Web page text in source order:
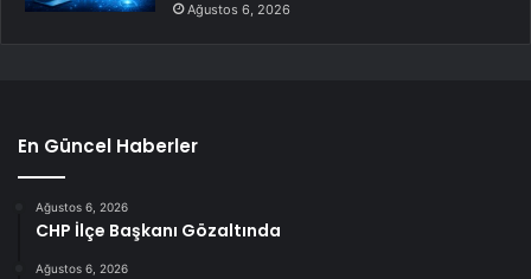
Ağustos 6, 2026
En Güncel Haberler
Ağustos 6, 2026
CHP İlçe Başkanı Gözaltında
Ağustos 6, 2026